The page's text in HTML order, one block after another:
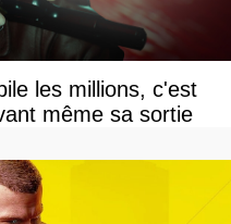
les millions, c'est
même sa sortie